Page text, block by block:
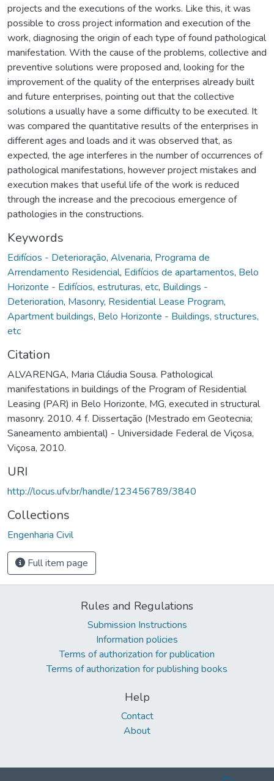
projects and the executions of the works. Like this, it was
possible to cross project information and execution of the
work, diagnosing the origin of each type of found pathological
manifestation. With the cause of the problems, collective and
preventive solutions were proposed and, looking for the
improvement of the quality of the enterprises already built
and future enterprises, pointing out that the collective
solutions a usually have a some difficulty to be executed. It
was compared the quantitative results of the enterprises in
different ages and loads and it was observed that, as
expected, the age interferes in the number of occurrences of
pathological manifestations, however project mistakes and
execution makes that useful life of the work is reduced
through the increase and the precocious emergence of
pathologies in the constructions.
Keywords
Edifícios - Deterioração, Alvenaria, Programa de
Arrendamento Residencial, Edifícios de apartamentos, Belo
Horizonte - Edifícios, estruturas, etc, Buildings -
Deterioration, Masonry, Residential Lease Program,
Apartment buildings, Belo Horizonte - Buildings, structures,
etc
Citation
ALVARENGA, Maria Cláudia Sousa. Pathological
manifestations in buildings of the Program of Residential
Leasing (PAR) in Belo Horizonte, MG, executed in structural
masonry. 2010. 4 f. Dissertação (Mestrado em Geotecnia;
Saneamento ambiental) - Universidade Federal de Viçosa,
Viçosa, 2010.
URI
http://locus.ufv.br/handle/123456789/3840
Collections
Engenharia Civil
Full item page
Rules and Regulations
Submission Instructions
Information policies
Terms of authorization for publication
Terms of authorization for publishing books
Help
Contact
About